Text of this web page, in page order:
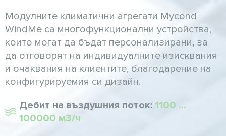
Модулните климатични агрегати Mycond
WindMe са многофункционални устройства,
които могат да бъдат персонализирани, за
да отговорят на индивидуалните изисквания
и очаквания на клиентите, благодарение на
конфигурируемия си дизайн.
Дебит на въздушния поток: 1100 ...
100000 м3/ч